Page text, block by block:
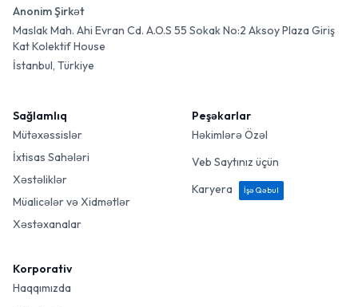
Anonim Şirkət
Maslak Mah. Ahi Evran Cd. A.O.S 55 Sokak No:2 Aksoy Plaza Giriş
Kat Kolektif House
İstanbul, Türkiye
Sağlamlıq
Mütəxəssislər
İxtisas Sahələri
Xəstəliklər
Müalicələr və Xidmətlər
Xəstəxanalar
Peşəkarlar
Həkimlərə Özəl
Veb Saytınız üçün
Karyera
İşə Qəbul
Korporativ
Haqqımızda